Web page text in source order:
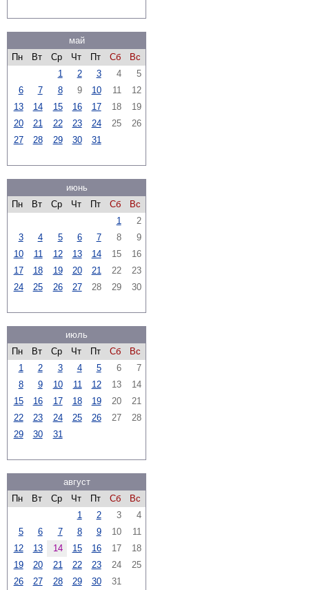
май
Пн
Вт Ср Чт Пт Сб
Вс
1
2 3 4
5
6
7 8 9 10 11
12
13
14 15 16 17 18
19
20
21 22 23 24 25
26
27
28 29 30 31
июнь
Пн
Вт Ср Чт Пт Сб
Вс
1
2
3
4 5 6 7 8
9
10
11 12 13 14 15
16
17
18 19 20 21 22
23
24
25 26 27 28 29 30
июль
Пн
Вт Ср Чт Пт Сб
Вс
1
2 3 4 5 6
7
8
9 10 11 12 13
14
15
16 17 18 19 20
21
22
23 24 25 26 27
28
29
30 31
август
Пн
Вт Ср Чт Пт Сб
Вс
1
2 3
4
5
6 7 8 9 10
11
12
13 14 15 16 17
18
19
20 21 22 23 24
25
26
27 28 29 30 31